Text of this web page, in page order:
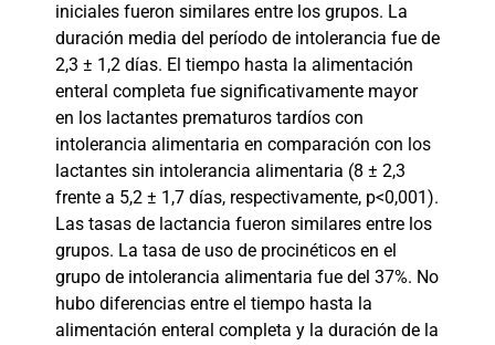
iniciales fueron similares entre los grupos. La
duración media del período de intolerancia fue de
2,3 ± 1,2 días. El tiempo hasta la alimentación
enteral completa fue significativamente mayor
en los lactantes prematuros tardíos con
intolerancia alimentaria en comparación con los
lactantes sin intolerancia alimentaria (8 ± 2,3
frente a 5,2 ± 1,7 días, respectivamente, p<0,001).
Las tasas de lactancia fueron similares entre los
grupos. La tasa de uso de procinéticos en el
grupo de intolerancia alimentaria fue del 37%. No
hubo diferencias entre el tiempo hasta la
alimentación enteral completa y la duración de la